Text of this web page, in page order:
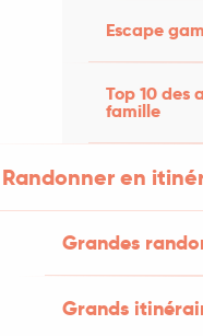
Escape
Top 10 des
famille
Randonner en
Grandes
Grands
2026